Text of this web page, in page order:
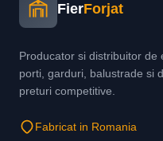
FierForjat
Producator si distribuitor
porti, garduri, balustrade si
preturi competitive.
Fabricat in Romania